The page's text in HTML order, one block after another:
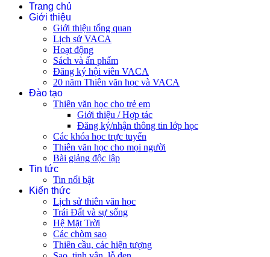
Trang chủ
Giới thiệu
Giới thiệu tổng quan
Lịch sử VACA
Hoạt động
Sách và ấn phẩm
Đăng ký hội viên VACA
20 năm Thiên văn học và VACA
Đào tạo
Thiên văn học cho trẻ em
Giới thiệu / Hợp tác
Đăng ký/nhận thông tin lớp học
Các khóa học trực tuyến
Thiên văn học cho mọi người
Bài giảng độc lập
Tin tức
Tin nổi bật
Kiến thức
Lịch sử thiên văn học
Trái Đất và sự sống
Hệ Mặt Trời
Các chòm sao
Thiên cầu, các hiện tượng